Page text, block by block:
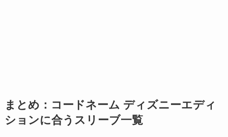
まとめ：コードネーム ディズニーエディ
ションに合うスリーブ一覧